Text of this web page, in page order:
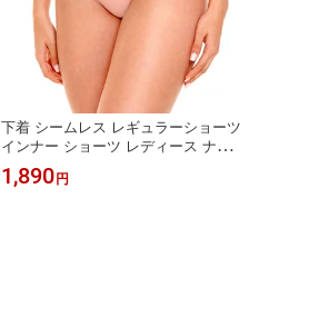
下着 シームレス レギュラーショーツ
インナー ショーツ レディース ナイト
ウェア セクシー パンツ インポート
ブラジリアン 通販 インポートランジ
1,890 円